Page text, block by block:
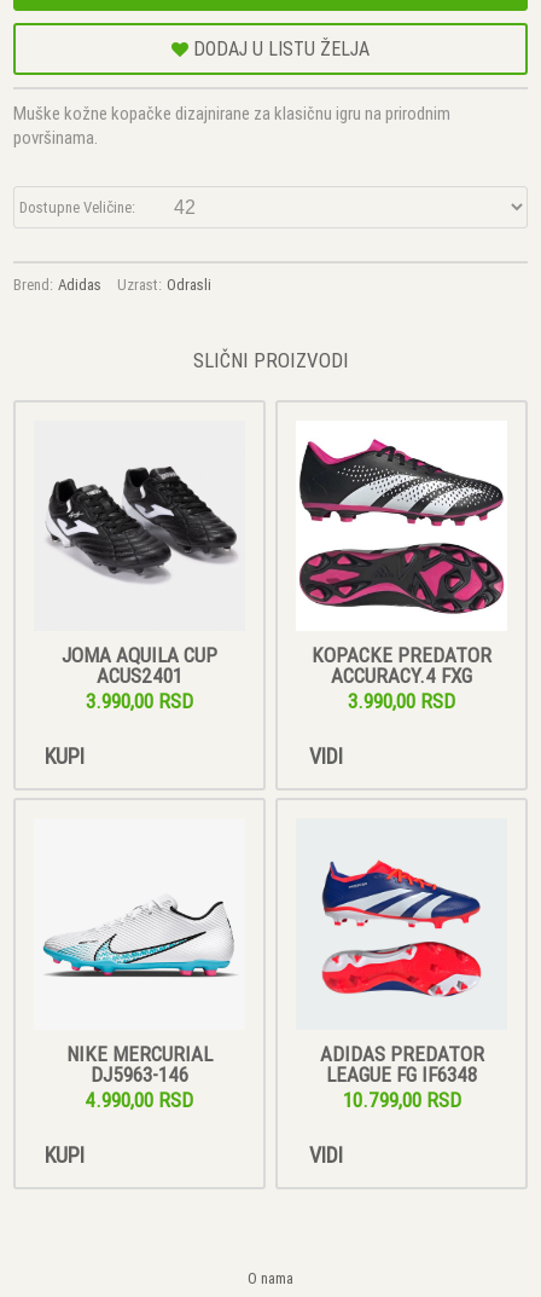
DODAJ U LISTU ŽELJA
Muške kožne kopačke dizajnirane za klasičnu igru na prirodnim
površinama.
Dostupne Veličine:
Brend: Adidas Uzrast: Odrasli
SLIČNI PROIZVODI
JOMA AQUILA CUP
ACUS2401
3.990,00 RSD
KUPI
KOPACKE PREDATOR
ACCURACY.4 FXG
3.990,00 RSD
VIDI
NIKE MERCURIAL
DJ5963-146
4.990,00 RSD
KUPI
ADIDAS PREDATOR
LEAGUE FG IF6348
10.799,00 RSD
VIDI
O nama